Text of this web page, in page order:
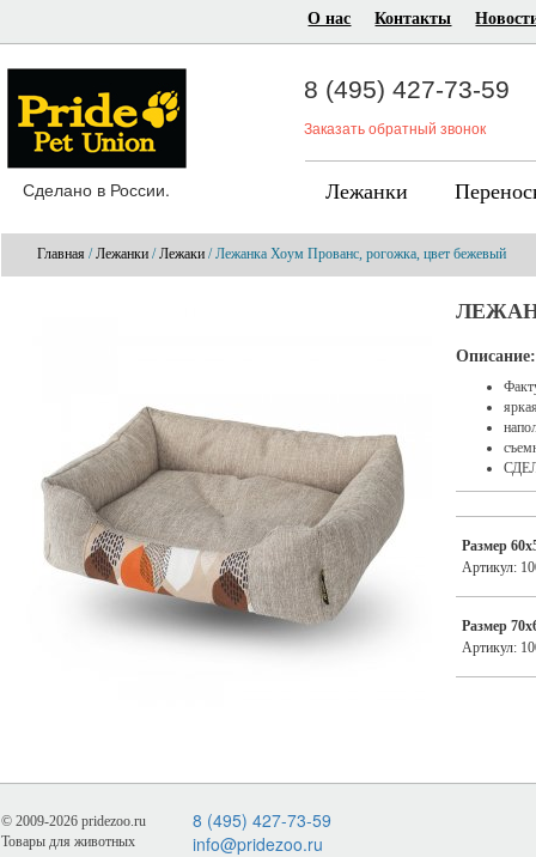
О нас Контакты
Сделано в России.
8 (495) 427-73-59
Заказать обратный звонок
Лежанки
Главная /Лежанки /Лежаки / Лежанка Хоум Прованс, рогожка, цвет бежевый
Описание:
Размер
Артикул:
Размер
Артикул:
© 2009-2026 pridezoo.ru
Товары для животных
8 (495) 427-73-59
info@pridezoo.ru